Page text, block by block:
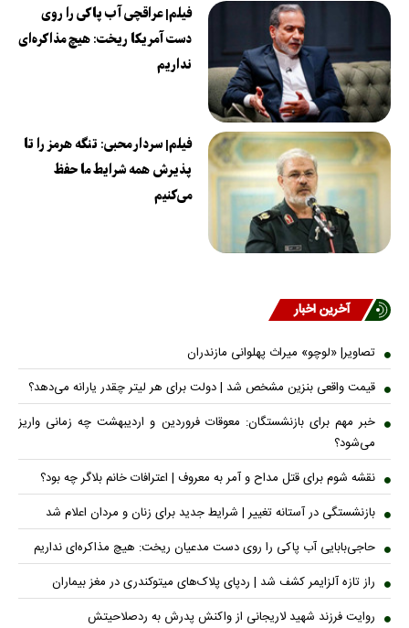
فیلم| عراقچی آب پاکی را روی
دست آمریکا ریخت: هیچ مذاکره‌ای
نداریم
فیلم| سردار محبی: تنگه هرمز را تا
پذیرش همه شرایط ما حفظ
می‌کنیم
آخرین اخبار
تصاویر| «لوچو» میراث پهلوانی مازندران
قیمت واقعی بنزین مشخص شد | دولت برای هر لیتر چقدر یارانه می‌دهد؟
خبر مهم برای بازنشستگان: معوقات فروردین و اردیبهشت چه زمانی واریز
می‌شود؟
نقشه شوم برای قتل مداح و آمر به معروف | اعترافات خانم بلاگر چه بود؟
بازنشستگی در آستانه تغییر | شرایط جدید برای زنان و مردان اعلام شد
حاجی‌بابایی آب پاکی را روی دست مدعیان ریخت: هیچ مذاکره‌ای نداریم
راز تازه آلزایمر کشف شد | ردپای پلاک‌های میتوکندری در مغز بیماران
روایت فرزند شهید لاریجانی از واکنش پدرش به ردصلاحیتش